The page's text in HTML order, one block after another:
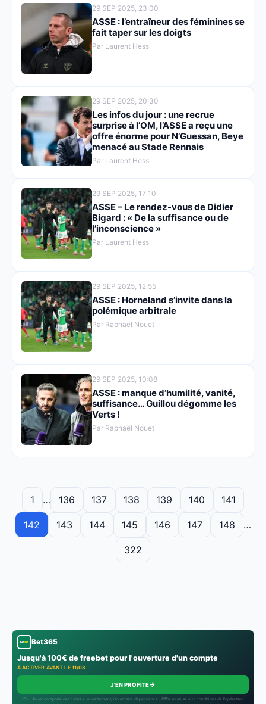
29 SEP 2025, 23:00
ASSE : l’entraîneur des féminines se
fait taper sur les doigts
Par Laurent Hess
29 SEP 2025, 20:30
Les infos du jour : une recrue
surprise à l’OM, l’ASSE a reçu une
offre énorme pour N’Guessan, Beye
menacé au Stade Rennais
Par Laurent Hess
29 SEP 2025, 17:10
ASSE – Le rendez-vous de Didier
Bigard : « De la suffisance ou de
l’inconscience »
Par Laurent Hess
29 SEP 2025, 12:55
ASSE : Horneland s’invite dans la
polémique arbitrale
Par Raphaël Nouet
29 SEP 2025, 10:08
ASSE : manque d’humilité, vanité,
suffisance… Guillou dégomme les
Verts !
Par Raphaël Nouet
1 … 136 137 138 139 140 141
142 143 144 145 146 147 148 …
322
Bet365
Jusqu'à 100€ de freebet pour l'ouverture d'un compte
À ACTIVER AVANT LE 11/08
J'EN PROFITE→
18+ · Jouer comporte des risques : endettement, isolement, dépendance · Offre soumise aux conditions de l’opérateur.